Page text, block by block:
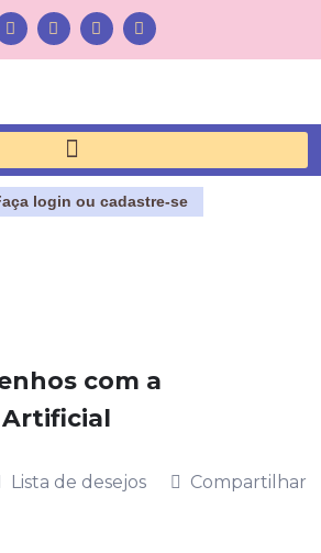
login ou cadastre-se
com a
Lista de desejos Compartilhar